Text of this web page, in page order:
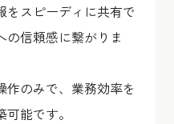
をスピーディに共有で
の信頼感に繋がりま
作のみで、業務効率を
能です。